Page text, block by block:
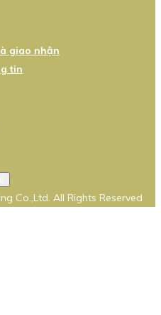
giao nhận
tin
Co.,Ltd. All Rights Reserved